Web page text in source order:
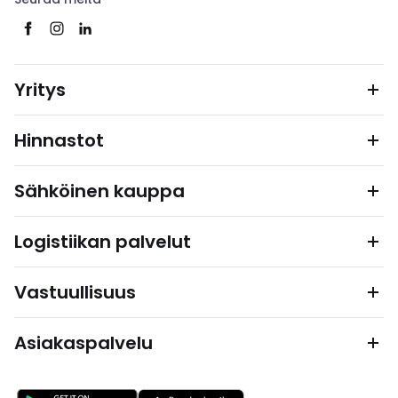
Yritys
Hinnastot
Sähköinen kauppa
Logistiikan palvelut
Vastuullisuus
Asiakaspalvelu